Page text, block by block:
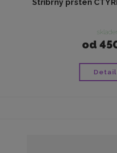
Stříbrný prsten
od
Detail